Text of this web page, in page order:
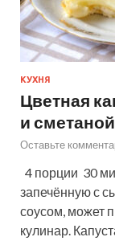
КУХНЯ
Цветная
и сметаной
Оставьте
4 порции 30
запечённую с
соусом, может
кулинар.